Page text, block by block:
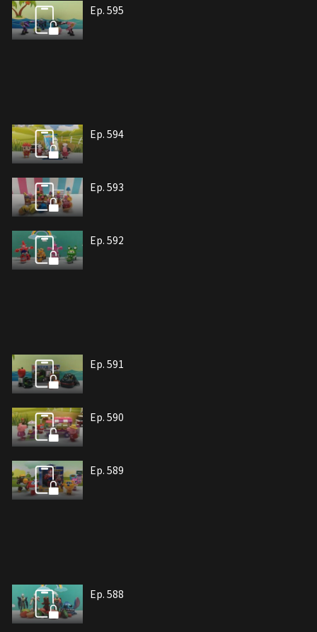
Ep. 595
Ep. 594
Ep. 593
Ep. 592
Ep. 591
Ep. 590
Ep. 589
Ep. 588